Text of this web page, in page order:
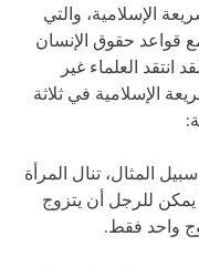
الإسلامية، والتي
قواعد حقوق الإنسان
انتقد العلماء غير
الإسلامية في ثلاثة
المثال، تنال المرأة
للرجل أن يتزوج
واحد فقط.